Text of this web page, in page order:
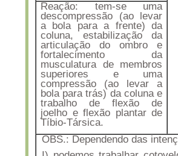
Reação: tem-se uma
descompressão (ao levar
a bola para a frente) da
coluna, estabilização da
articulação do ombro e
fortalecimento da
musculatura de membros
superiores e uma
compressão (ao levar a
bola para trás) da coluna e
trabalho de flexão de
joelho e flexão plantar de
Tíbio-Társica.
OBS.: Dependendo das